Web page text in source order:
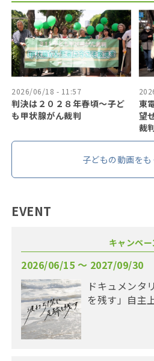
2026/06/18 - 11:57
判決は２０２８年春頃〜子ど
も甲状腺がん裁判
東
望
裁
子どもの動画をも
EVENT
キャンペー
2026/06/15 〜 2027/09/30
ドキュメンタ
を残す」自主